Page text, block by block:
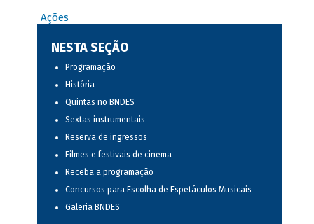
Ações
NESTA SEÇÃO
Programação
História
Quintas no BNDES
Sextas instrumentais
Reserva de ingressos
Filmes e festivais de cinema
Receba a programação
Concursos para Escolha de Espetáculos Musicais
Galeria BNDES